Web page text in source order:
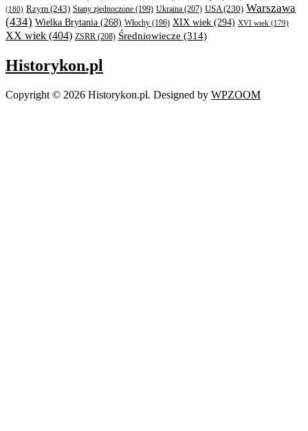
(180) Rzym (243) Stany zjednoczone (199) Ukraina (207) USA(230) Warszawa
(434) Wielka Brytania (268) Włochy (196) XIX wiek (294) XVI wiek (179)
XX wiek (404) ZSRR (208) Średniowiecze (314)
Historykon.pl
Copyright © 2026 Historykon.pl. Designed by WPZOOM